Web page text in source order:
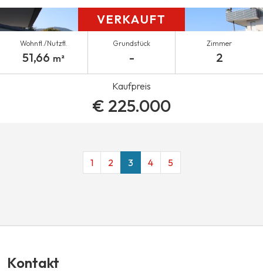
VERKAUFT
Wohnfl./Nutzfl.
51,66 m²
Grundstück
-
Zimmer
2
Kaufpreis
€ 225.000
1 2 3 4 5
Kontakt